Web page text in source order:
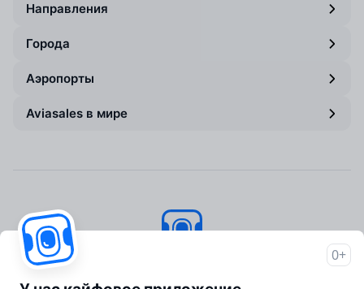
Направления
Города
Аэропорты
Aviasales в мире
0+